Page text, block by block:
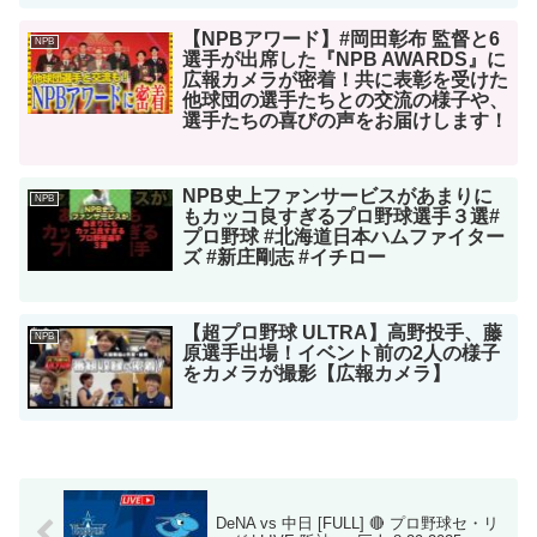
NPB
【NPBアワード】#岡田彰布 監督と6
選手が出席した『NPB AWARDS』に
広報カメラが密着！共に表彰を受けた
他球団の選手たちとの交流の様子や、
選手たちの喜びの声をお届けします！
NPB
NPB史上ファンサービスがあまりに
もカッコ良すぎるプロ野球選手３選#
プロ野球 #北海道日本ハムファイター
ズ #新庄剛志 #イチロー
NPB
【超プロ野球 ULTRA】高野投手、藤
原選手出場！イベント前の2人の様子
をカメラが撮影【広報カメラ】
DeNA vs 中日 [FULL] 🔴 プロ野球セ・リ